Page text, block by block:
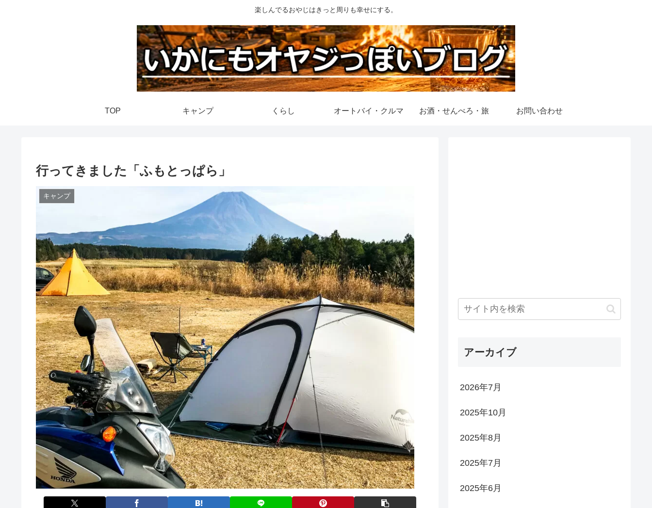
楽しんでるおやじはきっと周りも幸せにする。
TOP キャンプ くらし オートバイ・クルマ お酒・せんべろ・旅 お問い合わせ
行ってきました「ふもとっぱら」
キャンプ
アーカイブ
2026年7月
2025年10月
2025年8月
2025年7月
2025年6月